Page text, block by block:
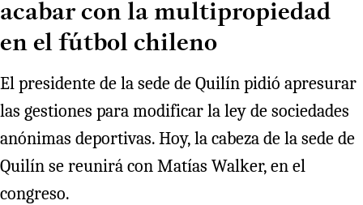
acabar con la multipropiedad
en el fútbol chileno
El presidente de la sede de Quilín pidió apresurar
las gestiones para modificar la ley de sociedades
anónimas deportivas. Hoy, la cabeza de la sede de
Quilín se reunirá con Matías Walker, en el
congreso.